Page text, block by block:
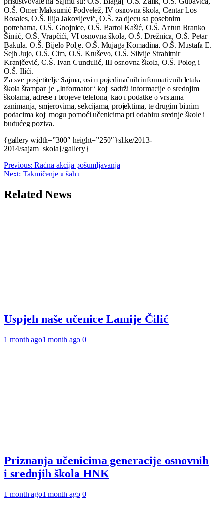
O.Š. Omer Maksumić Podvelež, IV osnovna škola, Centar Los
Rosales, O.Š. Ilija Jakovljević, O.Š. za djecu sa posebnim
potrebama, O.Š. Gnojnice, O.Š. Bartol Kašić, O.Š. Antun Branko
Šimić, O.Š. Vrapčići, VI osnovna škola, O.Š. Drežnica, O.Š. Petar
Bakula, O.Š. Bijelo Polje, O.Š. Mujaga Komadina, O.Š. Mustafa E.
Šejh Jujo, O.Š. Cim, O.Š. Kruševo, O.Š. Silvije Strahimir
Kranjčević, O.Š. Ivan Gundulić, III osnovna škola, O.Š. Polog i
O.Š. Ilići.
Za sve posjetitelje Sajma, osim pojedinačnih informativnih letaka
škola štampan je „Informator“ koji sadrži informacije o srednjim
školama, adrese i brojeve telefona, kao i podatke o vrstama
zanimanja, smjerovima, sekcijama, projektima, te drugim bitnim
podacima koji mogu pomoći učenicima pri odabiru srednje škole i
budućeg poziva.
{gallery width=”300″ height=”250″}slike/2013-
2014/sajam_skola{/gallery}
Post
navigation
Previous: Radna akcija pošumljavanja
Next: Takmičenje u šahu
Related News
Uspjeh naše učenice Lamije Čilić
1 month ago1 month ago 0
Priznanja učenicima generacije osnovnih
i srednjih škola HNK
1 month ago1 month ago 0